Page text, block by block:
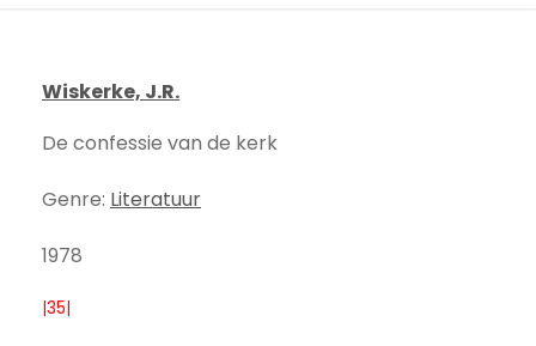
Wiskerke, J.R.
De confessie van de kerk
Genre: Literatuur
1978
|35|